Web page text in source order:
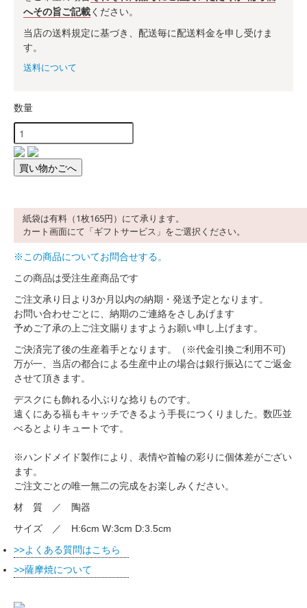
へその旨ご記載ください。
当店の送料規定に基づき、配送毎に配送料金を申し受けま
す。
送料について
数量
紙袋は有料（1枚165円）にて承ります。
カート画面にて「ギフトサービス」をご選択ください。
※この商品についてお問合せする。
この商品は受注生産商品です
ご注文承り日より3か月以内の納期・発送予定となります。
お問い合わせごとに、納期のご連絡をさしあげます
予めご了承の上ご注文賜りますようお願い申し上げます。
ご決済完了後の生産着手となります。
（※代金引換ご利用不可)
万が一、当店の都合による生産中止の場合は銀行振込にてご返金
させて頂きます。
デスクにも飾れる小ぶりな捻りものです。
遠くにある福もキャッチできるよう手長につくりました。数匹並
べるとよりキュートです。
※ハンドメイド製作により、表情や首輪の彩りに個体差がござい
ます。
ご注文ごとの唯一無二の完成をお楽しみください。
材 質 ／ 陶器
サイズ ／ H:6cm W:3cm D:3.5cm
よくある質問はこちら
薩摩焼について